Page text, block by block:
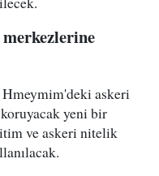
Hmeymim'deki askeri
yeni bir
ve askeri nitelik